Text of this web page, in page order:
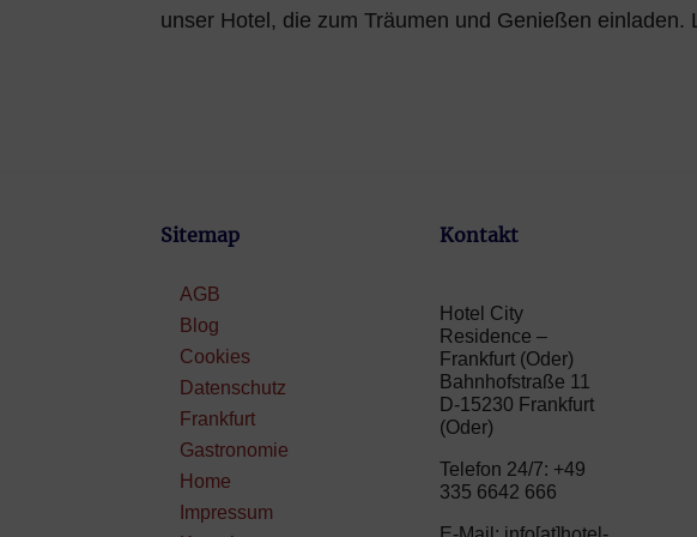
unser Hotel, die zum Träumen und Genießen einladen.
Sitemap
AGB
Blog
Cookies
Datenschutz
Frankfurt
Gastronomie
Home
Impressum
Kontakt
Hotel City
Residence –
Frankfurt (Oder)
Bahnhofstraße 11
D-15230 Frankfurt
(Oder)
Telefon 24/7: +49
335 6642 666